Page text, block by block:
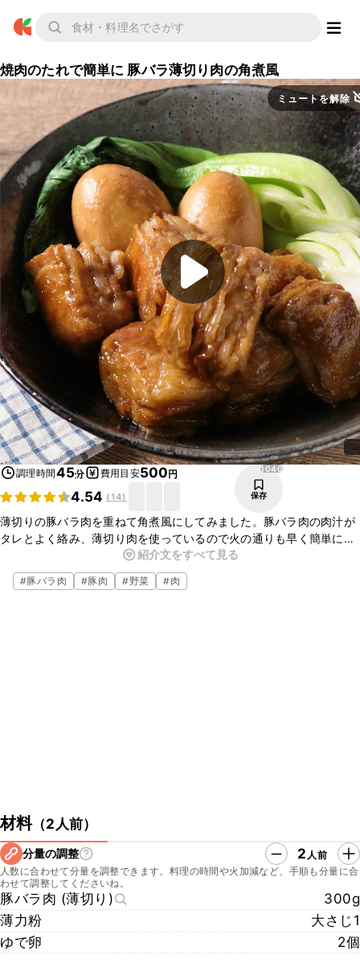
焼肉のたれで簡単に 豚バラ薄切り肉の角煮風
ミュートを解除
調理時間45分 費用目安500円
4.54 (14)
1040
保存
薄切りの豚バラ肉を重ねて角煮風にしてみました。豚バラ肉の肉汁が
タレとよく絡み、薄切り肉を使っているので火の通りも早く簡単に作
れます。万能な焼肉のたれを使うと調味料も少なく、旨味たっぷりで
す。ぜひお試しください。
紹介文をすべて見る
#豚バラ肉 #豚肉 #野菜 #肉
材料（2人前）
分量の調整 2 人前
人数に合わせて分量を調整できます。料理の時間や火加減など、手順も分量に合
わせて調整してくださいね。
豚バラ肉 (薄切り)
300g
薄力粉
大さじ1
ゆで卵
2個